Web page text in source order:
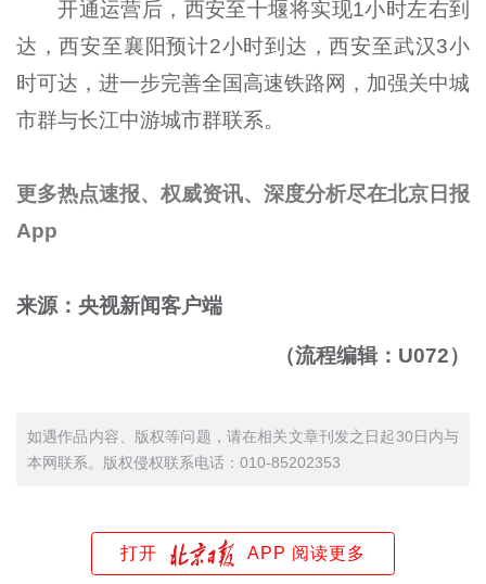
开通运营后，西安至十堰将实现1小时左右到
达，西安至襄阳预计2小时到达，西安至武汉3小
时可达，进一步完善全国高速铁路网，加强关中城
市群与长江中游城市群联系。
更多热点速报、权威资讯、深度分析尽在北京日报
App
来源：央视新闻客户端
（流程编辑：U072）
如遇作品内容、版权等问题，请在相关文章刊发之日起30日内与
本网联系。版权侵权联系电话：010-85202353
打开 APP 阅读更多